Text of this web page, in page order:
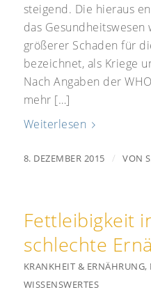
steigend. Die hieraus
das
größerer Schaden für
bezeichnet, als Kriege
Nach Angaben der
mehr […]
Weiterlesen
8. DEZEMBER 2015 / VON
Fettleibigkeit
schlechte
KRANKHEIT & ERNÄHRUNG,
WISSENSWERTES